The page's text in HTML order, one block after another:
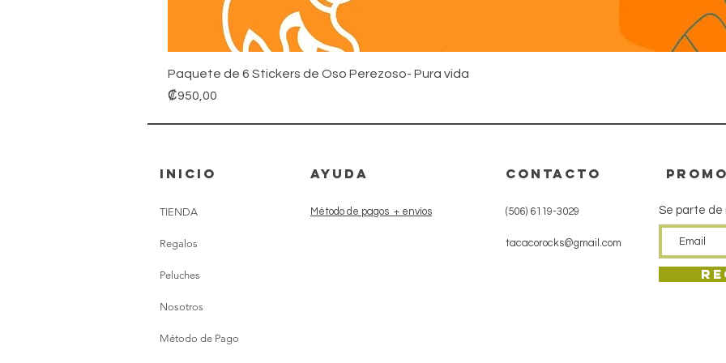
Paquete de 6 Stickers de Oso Perezoso- Pura vida
Precio
₡950,00
inicio
TIENDA
Regalos
Peluches
Nosotros
Método de Pago
AYUDA
Método de pagos + envíos
CONTACTo
(506) 6119-3029
tacacorocks@gmail.com
Se parte de